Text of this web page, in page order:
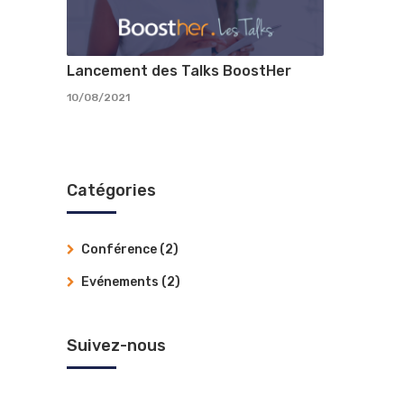
Lancement des Talks BoostHer
10/08/2021
Catégories
Conférence (2)
Evénements (2)
Suivez-nous